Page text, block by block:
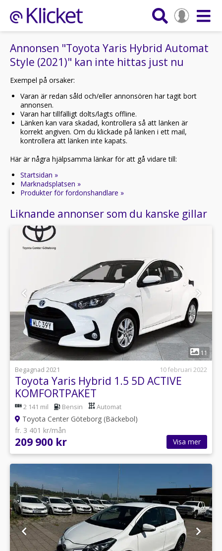
Annonsen "Toyota Yaris Hybrid Automat
Style (2021)" kan inte hittas just nu
Exempel på orsaker:
Varan är redan såld och/eller annonsören har tagit bort
annonsen.
Varan har tillfälligt dolts/lagts offline.
Länken kan vara skadad, kontrollera så att länken är
korrekt angiven. Om du klickade på länken i ett mail,
kontrollera att länken inte kapats.
Här är några hjälpsamma länkar för att gå vidare till:
Startsidan »
Marknadsplatsen »
Produkter för fordonshandlare »
Liknande annonser som du kanske gillar
1
11
Begagnad 2021
10 februari 2022
Toyota Yaris Hybrid 1.5 5D ACTIVE
KOMFORTPAKET
2 141 mil Bensin Automat
Toyota Center Göteborg (Bäckebol)
fr. 3 401 kr/mån
209 900 kr Visa mer